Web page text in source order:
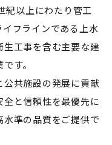
紀以上にわたり管工
フラインである上水
工事を含む主要な建
す。
共施設の発展に貢献
全と信頼性を最優先に
準の品質をご提供で